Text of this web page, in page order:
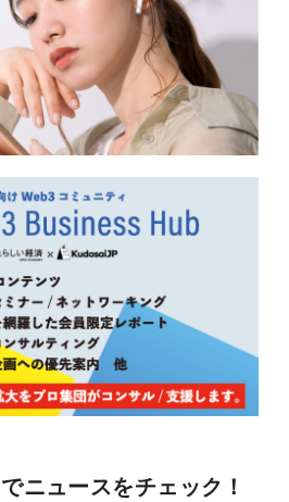
ニュースをチェック！